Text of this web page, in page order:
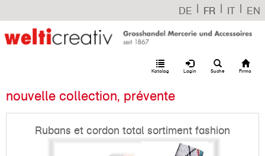
DE | FR | IT | EN
Firma
Suche
Login
Katalog
nouvelle collection, prévente
Rubans et cordon total sortiment fashion